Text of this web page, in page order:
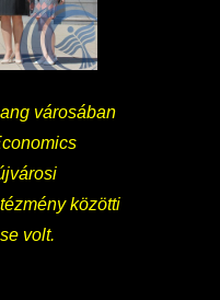
városában
közötti
volt.